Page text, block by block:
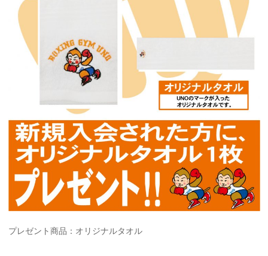
プレゼント商品：オリジナルタオル